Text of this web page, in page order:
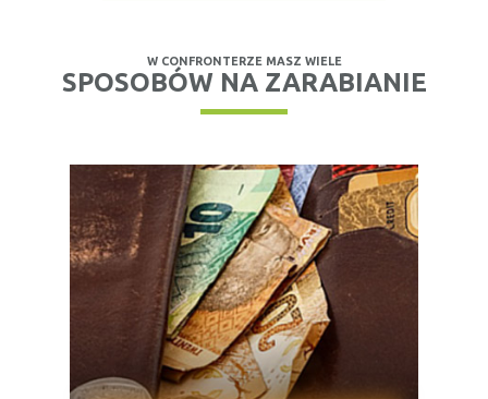
W CONFRONTERZE MASZ WIELE
SPOSOBÓW NA ZARABIANIE